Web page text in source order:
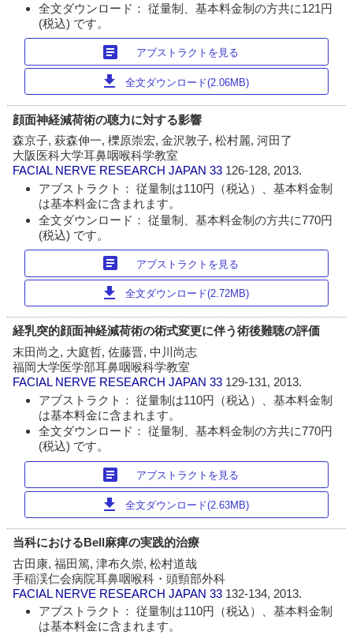
全文ダウンロード： 従量制、基本料金制の方共に121円
(税込) です。
article アブストラクトを見る
download 全文ダウンロード(2.06MB)
顔面神経減荷術の聴力に対する影響
森京子, 萩森伸一, 櫟原崇宏, 金沢敦子, 松村麗, 河田了
大阪医科大学耳鼻咽喉科学教室
FACIAL NERVE RESEARCH JAPAN 33 126-128, 2013.
アブストラクト： 従量制は110円（税込）、基本料金制
は基本料金に含まれます。
全文ダウンロード： 従量制、基本料金制の方共に770円
(税込) です。
article アブストラクトを見る
download 全文ダウンロード(2.72MB)
経乳突的顔面神経減荷術の術式変更に伴う術後難聴の評価
末田尚之, 大庭哲, 佐藤晋, 中川尚志
福岡大学医学部耳鼻咽喉科学教室
FACIAL NERVE RESEARCH JAPAN 33 129-131, 2013.
アブストラクト： 従量制は110円（税込）、基本料金制
は基本料金に含まれます。
全文ダウンロード： 従量制、基本料金制の方共に770円
(税込) です。
article アブストラクトを見る
download 全文ダウンロード(2.63MB)
当科におけるBell麻痺の実践的治療
古田康, 福田篤, 津布久崇, 松村道哉
手稲渓仁会病院耳鼻咽喉科・頭頸部外科
FACIAL NERVE RESEARCH JAPAN 33 132-134, 2013.
アブストラクト： 従量制は110円（税込）、基本料金制
は基本料金に含まれます。